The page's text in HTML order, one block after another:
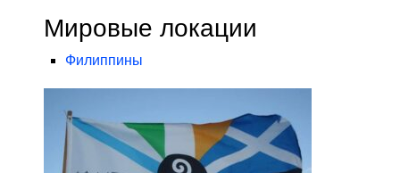
Мировые локации
Филиппины